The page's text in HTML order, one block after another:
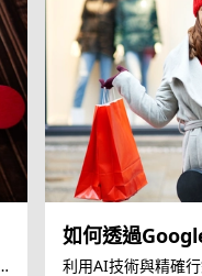
如何透過
利用AI技術與精確